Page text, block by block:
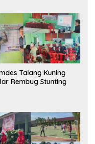
Talang Kuning
Rembug Stunting